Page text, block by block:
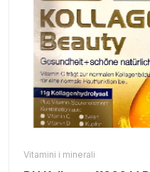
Vitamini i minerali